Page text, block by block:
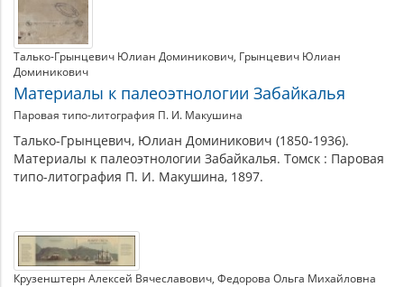
Талько-Грынцевич Юлиан Доминикович Грынцевич Юлиан
Доминикович
Материалы к палеоэтнологии Забайкалья
Паровая типо-литография П. И. Макушина
Талько-Грынцевич, Юлиан Доминикович (1850-1936).
Материалы к палеоэтнологии Забайкалья. Томск : Паровая
типо-литография П. И. Макушина, 1897.
Крузенштерн Алексей Вячеславович Федорова Ольга Михайловна